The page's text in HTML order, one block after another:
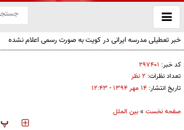
باز
و
خبر تعطیلی مدرسه ایرانی در کویت به صورت رسمی اعلام نشده
کد خبر: ۲۹۷۴۰۱
تعداد نظرات: ۲ نظر
تاریخ انتشار: ۱۴ مهر ۱۳۹۴ - ۱۲:۴۳
صفحه نخست »بین الملل
‍‍‍ پ